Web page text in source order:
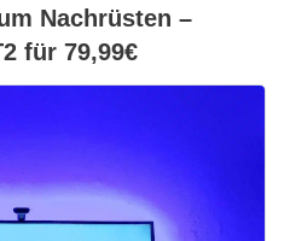
Nachrüsten –
für 79,99€